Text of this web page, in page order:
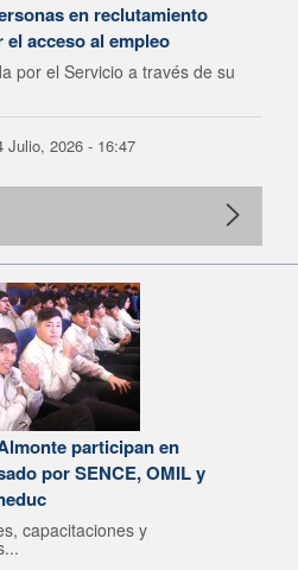
en reclutamiento
acceso al empleo
por el Servicio a través de su
Julio, 2026 - 16:47
participan en
por SENCE, OMIL y
capacitaciones y